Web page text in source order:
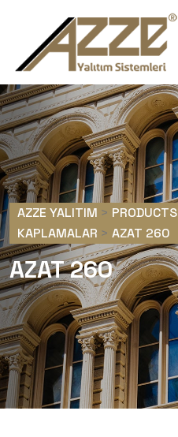
AZZE YALITIM > PRODUCTS
KAPLAMALAR > AZAT 260
AZAT 260